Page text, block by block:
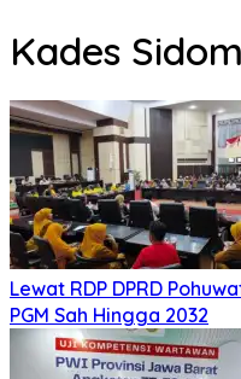
Kades
Lewat RDP DPRD
PGM Sah Hingga 2032